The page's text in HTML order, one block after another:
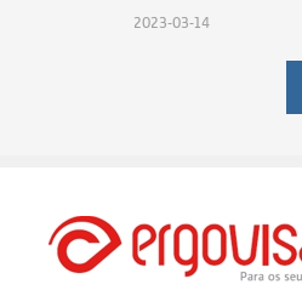
2023-03-14